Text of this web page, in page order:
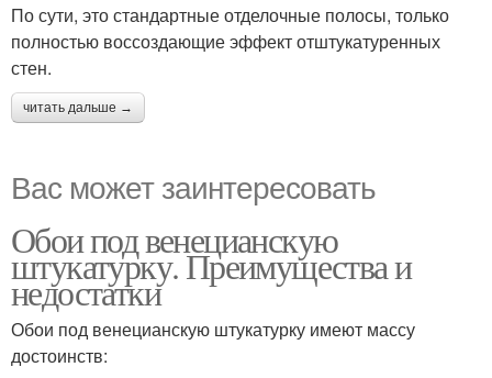
По сути, это стандартные отделочные полосы, только
полностью воссоздающие эффект отштукатуренных
стен.
читать дальше →
Вас может заинтересовать
Обои под венецианскую
штукатурку. Преимущества и
недостатки
Обои под венецианскую штукатурку имеют массу
достоинств: